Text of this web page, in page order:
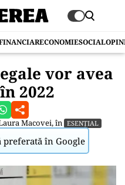
ECONOMIESOCIAL
vor avea
2022
Macovei, în ESENȚIAL
preferată în Google